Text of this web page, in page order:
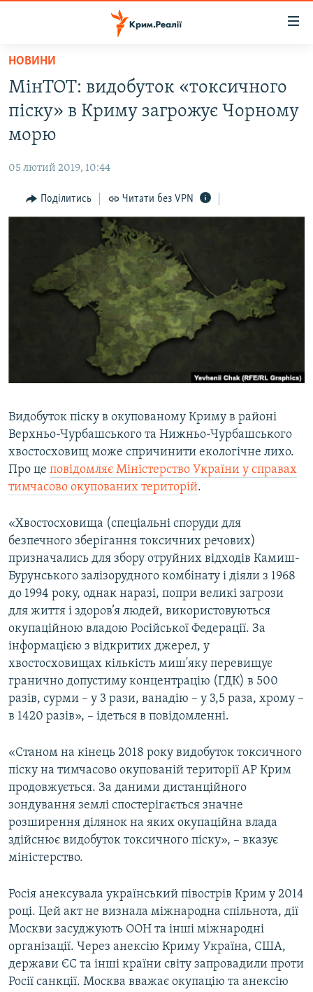
Перейти
основного
матеріалу
Перейти
до
основної
Перейти
до
ВІДЕО ТА ФОТО
БЛОГИ
ПОГЛЯД
ВСЕ ЗА ДЕНЬ
СПЕЦПРОЕКТИ
ДЕПОРТАЦІЯ
ВІДЕОУРОКИ «ELIFBE»
СВІДЧЕННЯ ОКУПАЦІЇ
УКРАЇНСЬКА ПРОБЛЕМА КРИМУ
ЯК ОБІЙТИ БЛОКУВАННЯ
Усі сайти RFE/RL
НОВИНИ
МінТОТ: видобуток «токсичного
піску» в Криму загрожує Чорному
морю
05 лютий 2019, 10:44
Поділитись Читати без VPN
Видобуток піску в окупованому Криму в районі
Верхньо-Чурбашського та Нижньо-Чурбашського
хвостосховищ може спричинити екологічне лихо.
Про це повідомляє Міністерство України у справах
тимчасово окупованих територій.
«Хвостосховища (спеціальні споруди для
безпечного зберігання токсичних речових)
призначались для збору отруйних відходів Камиш-
Бурунського залізорудного комбінату і діяли з 1968
до 1994 року, однак наразі, попри великі загрози
для життя і здоров’я людей, використовуються
окупаційною владою Російської Федерації. За
інформацією з відкритих джерел, у
хвостосховищах кількість миш'яку перевищує
гранично допустиму концентрацію (ГДК) в 500
разів, сурми – у 3 рази, ванадію – у 3,5 раза, хрому –
в 1420 разів», – ідеться в повідомленні.
«Станом на кінець 2018 року видобуток токсичного
піску на тимчасово окупованій території АР Крим
продовжується. За даними дистанційного
зондування землі спостерігається значне
розширення ділянок на яких окупаційна влада
здійснює видобуток токсичного піску», – вказує
міністерство.
Росія анексувала український півострів Крим у 2014
році. Цей акт не визнала міжнародна спільнота, дії
Москви засуджують ООН та інші міжнародні
організації. Через анексію Криму Україна, США,
держави ЄС та інші країни світу запровадили проти
Росії санкції. Москва вважає окупацію та анексію